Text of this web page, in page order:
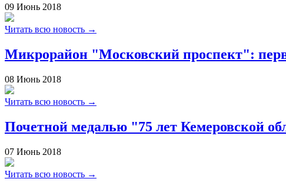
09 Июнь 2018
Читать всю новость →
Микрорайон "Московский проспект":
08 Июнь 2018
Читать всю новость →
Почетной медалью "75 лет Кемеровской
07 Июнь 2018
Читать всю новость →